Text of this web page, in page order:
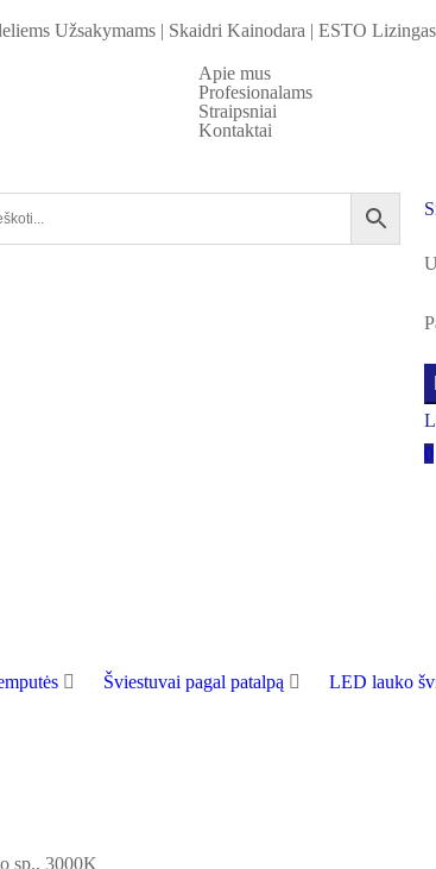
Užsakymams | Skaidri Kainodara | ESTO
Apie mus
Profesionalams
Straipsniai
Kontaktai
0
Šviestuvai pagal patalpą LED lauko